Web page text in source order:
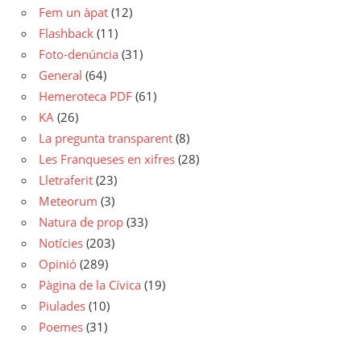
Fem un àpat (12)
Flashback (11)
Foto-denúncia (31)
General (64)
Hemeroteca PDF (61)
KA (26)
La pregunta transparent (8)
Les Franqueses en xifres (28)
Lletraferit (23)
Meteorum (3)
Natura de prop (33)
Notícies (203)
Opinió (289)
Pàgina de la Cívica (19)
Piulades (10)
Poemes (31)